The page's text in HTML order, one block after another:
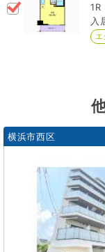
1R
エ
横浜市西区